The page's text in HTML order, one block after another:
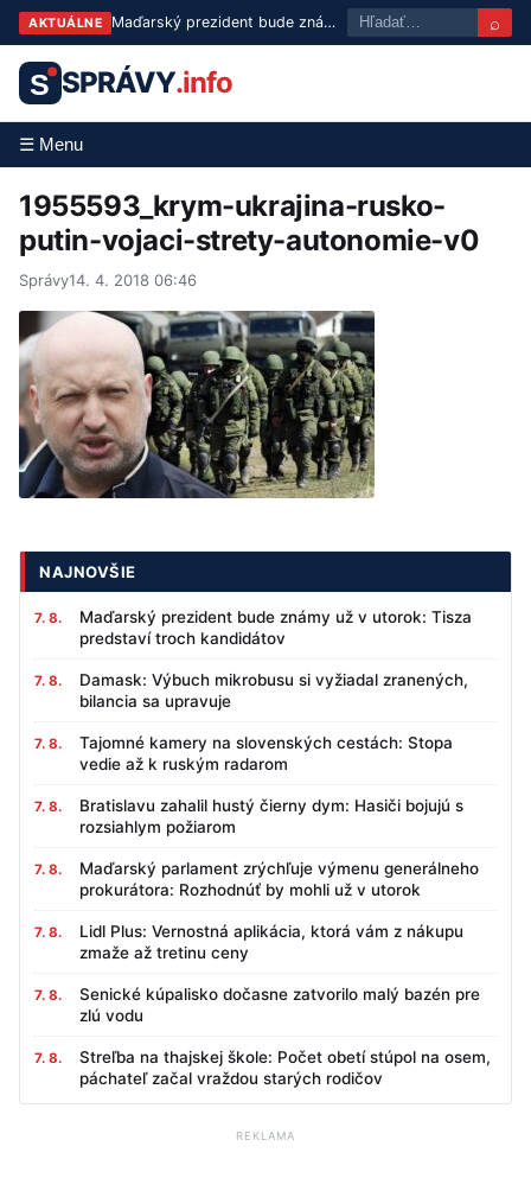
AKTUÁLNE Maďarský prezident bude známy už v utorok: Tisza predstaví troch kandidátov ⌕
S SPRÁVY.info
☰ Menu
1955593_krym-ukrajina-rusko-
putin-vojaci-strety-autonomie-v0
Správy14. 4. 2018 06:46
NAJNOVŠIE
7. 8.
Maďarský prezident bude známy už v utorok: Tisza
predstaví troch kandidátov
7. 8.
Damask: Výbuch mikrobusu si vyžiadal zranených,
bilancia sa upravuje
7. 8.
Tajomné kamery na slovenských cestách: Stopa
vedie až k ruským radarom
7. 8.
Bratislavu zahalil hustý čierny dym: Hasiči bojujú s
rozsiahlym požiarom
7. 8.
Maďarský parlament zrýchľuje výmenu generálneho
prokurátora: Rozhodnúť by mohli už v utorok
7. 8.
Lidl Plus: Vernostná aplikácia, ktorá vám z nákupu
zmaže až tretinu ceny
7. 8.
Senické kúpalisko dočasne zatvorilo malý bazén pre
zlú vodu
7. 8.
Streľba na thajskej škole: Počet obetí stúpol na osem,
páchateľ začal vraždou starých rodičov
REKLAMA